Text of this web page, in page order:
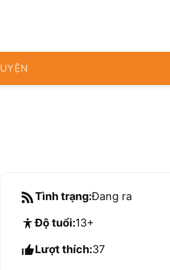
Tình trạng:Đang ra
Độ tuổi:13+
Lượt thích:37